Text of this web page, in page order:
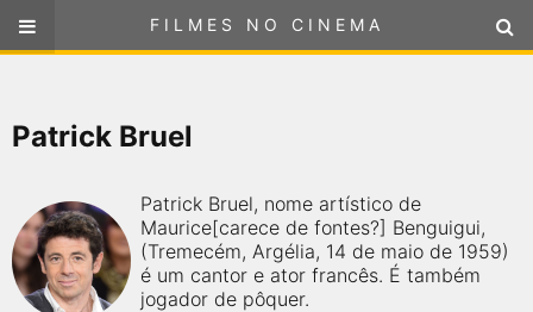
FILMES NO CINEMA
Patrick Bruel
Patrick Bruel, nome artístico de
Maurice[carece de fontes?] Benguigui,
(Tremecém, Argélia, 14 de maio de 1959)
é um cantor e ator francês. É também
jogador de pôquer.
FILMES NO CINEMA
PRÓXIMOS LANÇAMENTOS
GÊNEROS